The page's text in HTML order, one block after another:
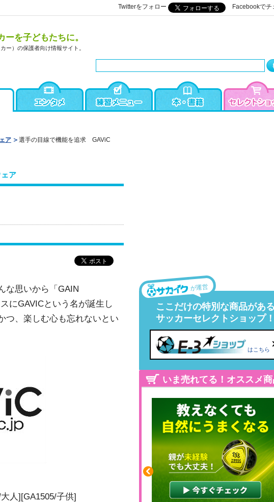
Twitterをフォロー Facebookでチ
ーを子どもたちに。
ー）の保護者向け情報サイト。
ア 選手の目線で機能を追求 GAViC
ア
な思いから「GAIN
にGAVICという名が誕生し
つ、楽しむ心も忘れないとい
人][GA1505/子供]
が運営
ここだけの特別な商品がある
サッカーセレクトショップ！
はこちら
いま売れてる！オススメ